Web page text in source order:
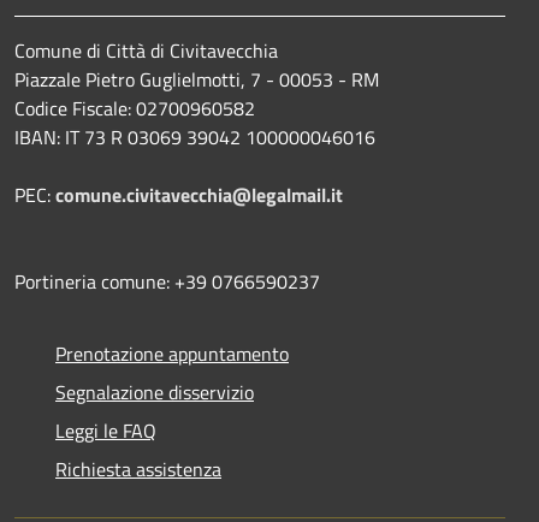
Comune di Città di Civitavecchia
Piazzale Pietro Guglielmotti, 7 - 00053 - RM
Codice Fiscale: 02700960582
IBAN: IT 73 R 03069 39042 100000046016
PEC:comune.civitavecchia@legalmail.it
Portineria comune: +39 0766590237
Prenotazione appuntamento
Segnalazione disservizio
Leggi le FAQ
Richiesta assistenza